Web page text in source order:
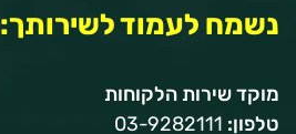
נשמח לעמוד לשירותך:
מוקד שירות הלקוחות
טלפון: